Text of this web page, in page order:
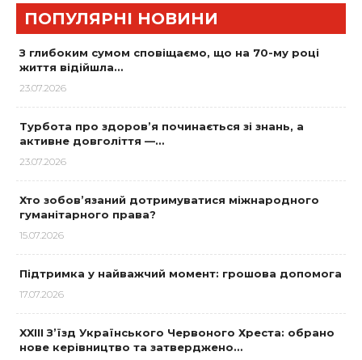
ПОПУЛЯРНІ НОВИНИ
З глибоким сумом сповіщаємо, що на 70-му році
життя відійшла…
23.07.2026
Турбота про здоров’я починається зі знань, а
активне довголіття —…
23.07.2026
Хто зобов’язаний дотримуватися міжнародного
гуманітарного права?
15.07.2026
Підтримка у найважчий момент: грошова допомога
17.07.2026
XXIII З’їзд Українського Червоного Хреста: обрано
нове керівництво та затверджено…